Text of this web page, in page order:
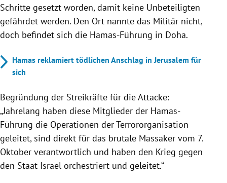
Schritte gesetzt worden, damit keine Unbeteiligten
gefährdet werden. Den Ort nannte das Militär nicht,
doch befindet sich die Hamas-Führung in Doha.
Hamas reklamiert tödlichen Anschlag in Jerusalem für
sich
Begründung der Streikräfte für die Attacke:
„Jahrelang haben diese Mitglieder der Hamas-
Führung die Operationen der Terrororganisation
geleitet, sind direkt für das brutale Massaker vom 7.
Oktober verantwortlich und haben den Krieg gegen
den Staat Israel orchestriert und geleitet.“